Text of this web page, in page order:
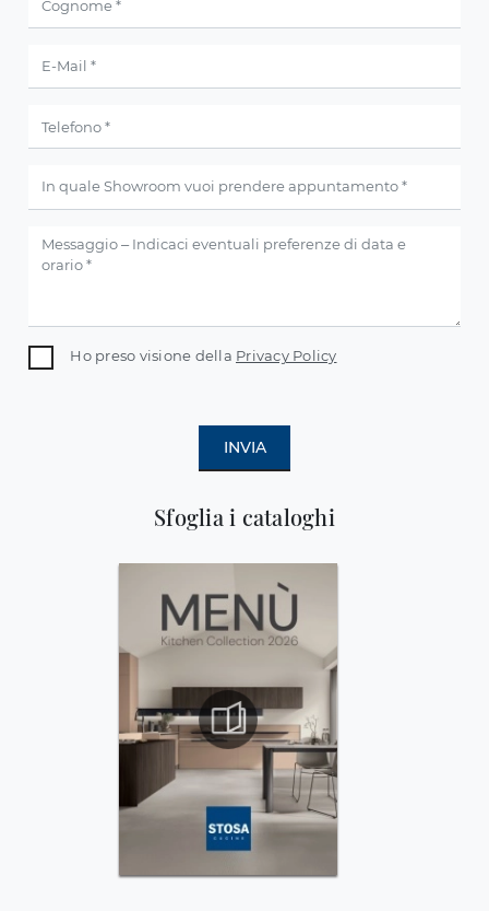
Sfoglia i cataloghi
Ho preso visione della Privacy Policy
INVIA